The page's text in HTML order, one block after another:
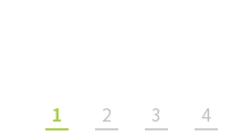
1 2 3 4